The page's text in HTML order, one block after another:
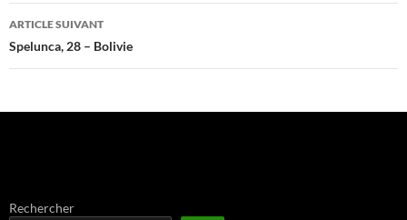
articles
ARTICLE SUIVANT
Spelunca, 28 – Bolivie
Rechercher